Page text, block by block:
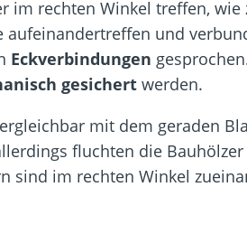
im rechten Winkel treffen, wie
aufeinandertreffen und
Eckverbindungen
gesichertwerden.
mit dem geraden
fluchten die
sind im rechten Winkel